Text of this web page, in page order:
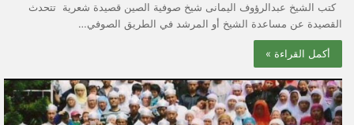
كتب الشيخ عبدالرؤوف اليمانى شيخ صوفية الصين قصيدة شعرية تتحدث
القصيدة عن مساعدة الشيخ أو المرشد في الطريق الصوفي…
أكمل القراءة »